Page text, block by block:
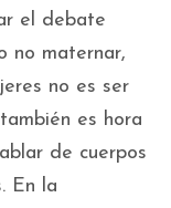
el debate
no maternar,
no es ser
es hora
de cuerpos
En la